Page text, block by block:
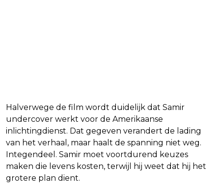
Halverwege de film wordt duidelijk dat Samir
undercover werkt voor de Amerikaanse
inlichtingdienst. Dat gegeven verandert de lading
van het verhaal, maar haalt de spanning niet weg.
Integendeel. Samir moet voortdurend keuzes
maken die levens kosten, terwijl hij weet dat hij het
grotere plan dient.